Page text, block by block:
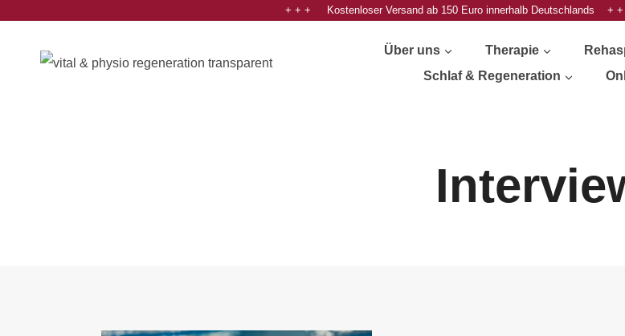
+ + + Kostenloser Versand ab 150 Euro innerhalb Deutschlands
Über uns Therapie
Schlaf & Regeneration